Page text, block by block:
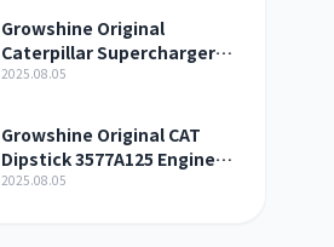
Growshine Original
Caterpillar Supercharger
321-4994 Shandong
2025.08.05
Growshine Original CAT
Dipstick 3577A125 Engine
Maintenance Service
2025.08.05